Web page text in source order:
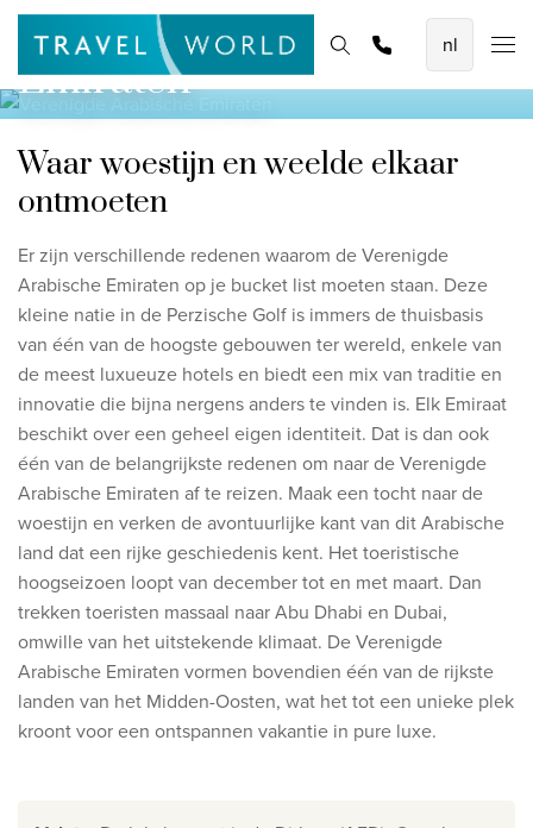
De mooiste vliegvakanties
Baoase Luxury Resort Curaçao
Lux* Grand Baie Resort Mauritius
Constance Halaveli Maldives
Unieke rondreizen
8-daagse Emiraten Ontdekkingsreis
Fly & Drive - Kleuren van Yucatan
Ontdekking Sri Lanka
Bekijk alle rondreizen
Ontdek onze thema's
Huwelijksreis
Adults only
Luxury
Bekijk alle thema's
Homepage Bestemmingen Thema's Promoties
Zoek & boek
Verenigde Arabische
Emiraten
Waar woestijn en weelde elkaar
ontmoeten
Er zijn verschillende redenen waarom de Verenigde
Arabische Emiraten op je bucket list moeten staan. Deze
kleine natie in de Perzische Golf is immers de thuisbasis
van één van de hoogste gebouwen ter wereld, enkele van
de meest luxueuze hotels en biedt een mix van traditie en
innovatie die bijna nergens anders te vinden is. Elk Emiraat
beschikt over een geheel eigen identiteit. Dat is dan ook
één van de belangrijkste redenen om naar de Verenigde
Arabische Emiraten af te reizen. Maak een tocht naar de
woestijn en verken de avontuurlijke kant van dit Arabische
land dat een rijke geschiedenis kent. Het toeristische
hoogseizoen loopt van december tot en met maart. Dan
trekken toeristen massaal naar Abu Dhabi en Dubai,
omwille van het uitstekende klimaat. De Verenigde
Arabische Emiraten vormen bovendien één van de rijkste
landen van het Midden-Oosten, wat het tot een unieke plek
kroont voor een ontspannen vakantie in pure luxe.